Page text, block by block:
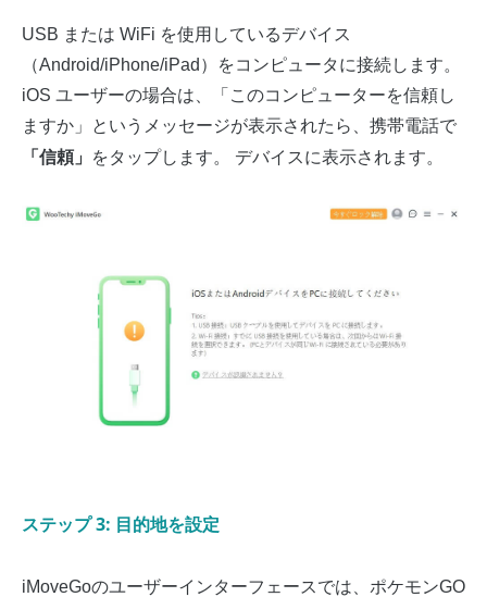
USB または WiFi を使用しているデバイス
（Android/iPhone/iPad）をコンピュータに接続します。
iOS ユーザーの場合は、「このコンピューターを信頼し
ますか」というメッセージが表示されたら、携帯電話で
「信頼」 をタップします。 デバイスに表示されます。
ステップ 3: 目的地を設定
iMoveGoのユーザーインターフェースでは、ポケモンGO